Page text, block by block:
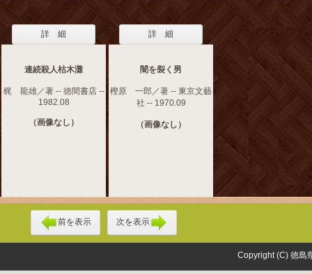
詳 細
連続殺人枯木灘
梶 龍雄／著 -- 徳間書店 --
1982.08
（画像なし）
詳 細
闇を裂く男
樫原 一郎／著 -- 東京文藝
社 -- 1970.09
（画像なし）
前を表示 次を表示
Copyright (C) 徳島